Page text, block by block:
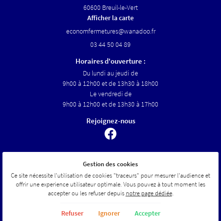
60600 Breuil-le-Vert
Afficher la carte
03 44 50 04 89
Horaires d'ouverture :
Du lundi au jeudi de
9h00 à 12h00 et de 13h30 à 18h00
Le vendredi de
9h00 à 12h00 et de 13h30 à 17h00
Rejoignez-nous
Mentions Légales
Conditions générales d'utilisation
Politique de confidentialité
Gestion des cookies
Gestion des cookies
Ce site nécessite l'utilisation de cookies "traceurs" pour mesurer l'audience et
offrir une experience utilisateur optimale. Vous pouvez à tout moment les
accepter ou les refuser depuis notre page dédiée.
Refuser Ignorer Accepter